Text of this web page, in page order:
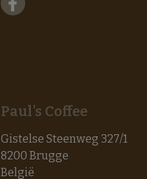
Paul's Coffee
Gistelse Steenweg 327/1
8200 Brugge
België